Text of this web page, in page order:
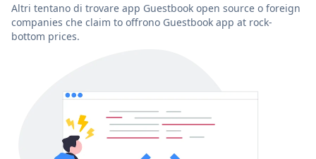
Altri tentano di trovare app Guestbook open source o foreign
companies che claim to offrono Guestbook app at rock-
bottom prices.